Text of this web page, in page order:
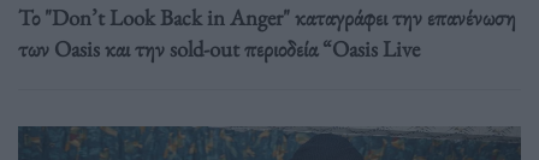
Το "Don’t Look Back in Anger" καταγράφει την επανένωση
των Oasis και την sold-out περιοδεία “Oasis Live